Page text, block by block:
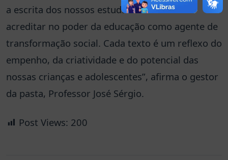
a escrita dos nossos estudantes é também
acreditar no poder da educação como agente de
transformação social. Cada texto é um reflexo do
empenho, da criatividade e do potencial das
nossas crianças e adolescentes”, afirma o gestor
da pasta, Professor José Sérgio.
Post Views: 200